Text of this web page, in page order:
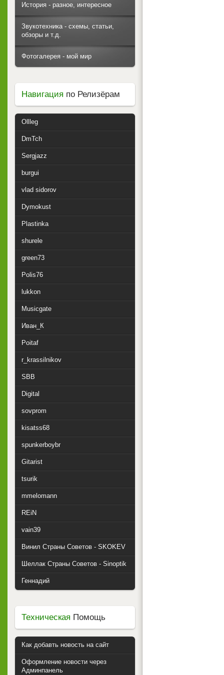
История - разное, интересное
Звукотехника - схемы, статьи,
обзоры и т.д.
Фотогалерея - мой мир
Навигация по Релизёрам
Ollleg
DmTch
Sergjazz
burgui
vlad sidorov
Dymokust
Plastinka
shurele
green73
Polis76
lukkon
Musicgate
Иван_К
Poitaf
r_krassilnikov
SBB
Digital
sovprom
kisatss68
spunkerboybr
Gitarist
tsurik
mmelomann
REiN
vain39
Винил Страны Советов - SKOKEV
Шеллак Страны Советов - Sinoptik
Геннадий
Техническая Помощь
Как добавть новость на сайт
Оформление новости через
Админпанель